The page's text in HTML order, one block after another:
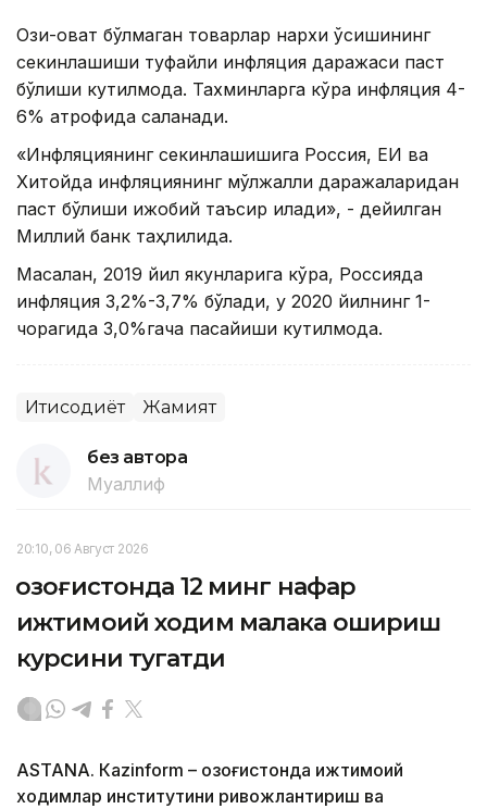
Озиқ-овқат бўлмаган товарлар нархи ўсишининг
секинлашиши туфайли инфляция даражаси паст
бўлиши кутилмоқда. Тахминларга кўра инфляция 4-
6% атрофида сақланади.
«Инфляциянинг секинлашишига Россия, ЕИ ва
Хитойда инфляциянинг мўлжалли даражаларидан
паст бўлиши ижобий таъсир қилади», - дейилган
Миллий банк таҳлилида.
Масалан, 2019 йил якунларига кўра, Россияда
инфляция 3,2%-3,7% бўлади, у 2020 йилнинг 1-
чорагида 3,0%гача пасайиши кутилмоқда.
Иқтисодиёт Жамият
без автора
Муаллиф
20:10, 06 Август 2026
Қозоғистонда 12 минг нафар
ижтимоий ходим малака ошириш
курсини тугатди
ASTANА. Кazinform – Қозоғистонда ижтимоий
ходимлар институтини ривожлантириш ва